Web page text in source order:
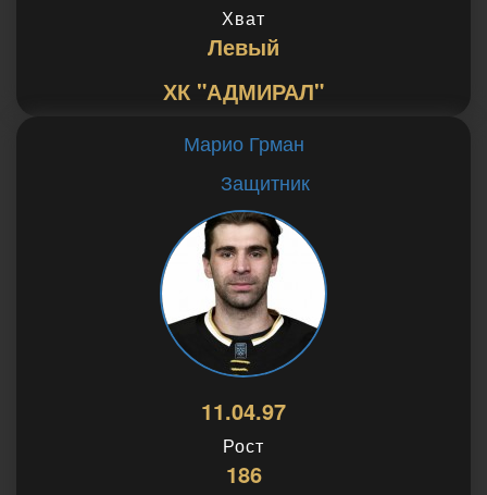
Хват
Левый
ХК "АДМИРАЛ"
Марио Грман
Защитник
11.04.97
Рост
186